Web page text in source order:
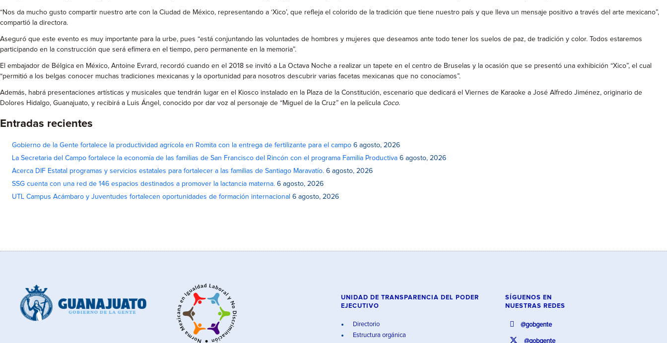
“Nos da mucho gusto compartir nuestro arte con la Ciudad de México, representando a ‘Xico’, que refleja el colorido de la tradición que tiene nuestro país y que lleva un mensaje positivo a través del arte mexicano”,
compartió la directora.
Aseguró que este evento es muy importante para la urbe, pues “está conjuntando las voluntades de hombres y mujeres que deseamos ante todo tener los suelos de paz, de tradición y color. Todos estaremos
participando en la construcción que será efímera en el tiempo, pero permanente en la memoria”.
El embajador de Bélgica en México, Antoine Evrard, recordó cuando en el 2018 se invitó a La Octava Noche a realizar un tapete en el centro de Bruselas y la ocasión que se presentó una exhibición “Xico”, el cual
“permitió a los belgas conocer muchas tradiciones mexicanas y la oportunidad para nosotros descubrir varias facetas mexicanas que no conocíamos”.
Además, habrá presentaciones artísticas y musicales que tendrán lugar en el Kiosco instalado en la Plaza de la Constitución, escenario que dedicará el Viernes de Karaoke a José Alfredo Jiménez, originario de
Dolores Hidalgo, Guanajuato, y recibirá a Luis Ángel, conocido por dar voz al personaje de “Miguel de la Cruz” en la película Coco.
Entradas recientes
Gobierno de la Gente fortalece la productividad agrícola en Romita con la entrega de fertilizante para el campo 6 agosto, 2026
La Secretaria del Campo fortalece la economía de las familias de San Francisco del Rincón con el programa Familia Productiva 6 agosto, 2026
Acerca DIF Estatal programas y servicios estatales para fortalecer a las familias de Santiago Maravatío. 6 agosto, 2026
SSG cuenta con una red de 146 espacios destinados a promover la lactancia materna. 6 agosto, 2026
UTL Campus Acámbaro y Juventudes fortalecen oportunidades de formación internacional 6 agosto, 2026
UNIDAD DE TRANSPARENCIA DEL PODER
EJECUTIVO
Directorio
Estructura orgánica
SÍGUENOS EN
NUESTRAS REDES
@gobgente
@gobgente